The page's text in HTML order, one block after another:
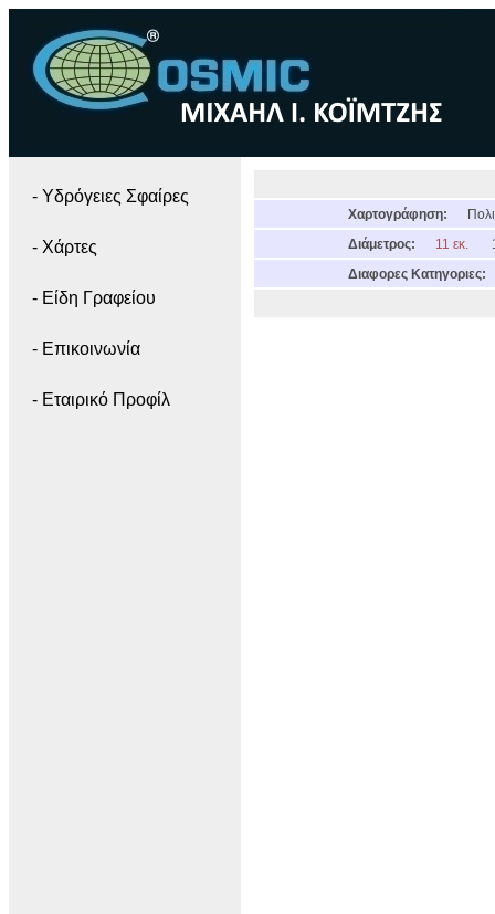
- Yδρόγειες Σφαίρες
- Χάρτες
- Είδη Γραφείου
- Επικοινωνία
- Εταιρικό Προφίλ
Χαρτογράφηση:
Διάμετρος:
11 εκ.
Διαφορες Κατηγοριες: